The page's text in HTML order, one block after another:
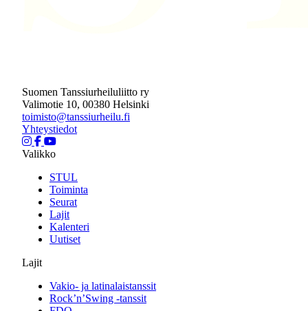
Suomen Tanssiurheiluliitto ry
Valimotie 10, 00380 Helsinki
toimisto@tanssiurheilu.fi
Yhteystiedot
Valikko
STUL
Toiminta
Seurat
Lajit
Kalenteri
Uutiset
Lajit
Vakio- ja latinalaistanssit
Rock’n’Swing -tanssit